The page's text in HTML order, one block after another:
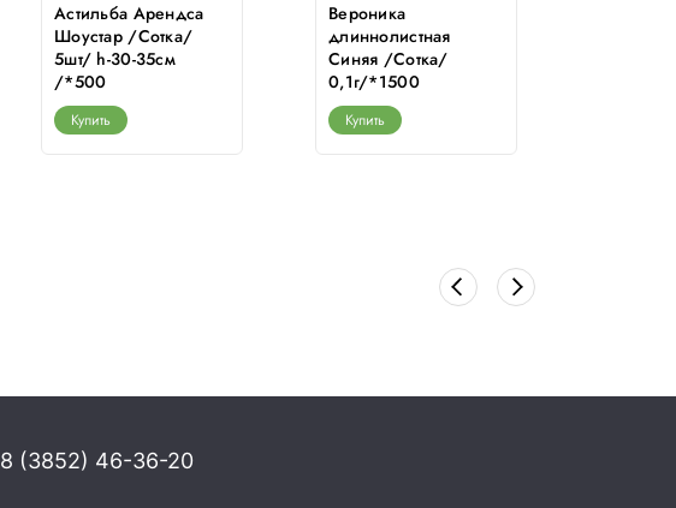
Астильба Арендса
Шоустар /Сотка/
5шт/ h-30-35см
/*500
Купить
Вероника
длиннолистная
Синяя /Сотка/
0,1г/*1500
Купить
8 (3852) 46-36-20